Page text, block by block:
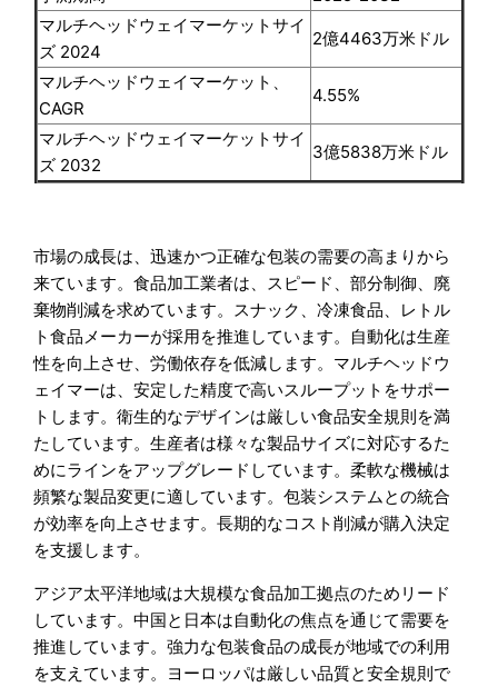
マルチヘッドウェイマーケットサイ
ズ 2024
2億4463万米ドル
マルチヘッドウェイマーケット、
CAGR
4.55%
マルチヘッドウェイマーケットサイ
ズ 2032
3億5838万米ドル
市場の成長は、迅速かつ正確な包装の需要の高まりから
来ています。食品加工業者は、スピード、部分制御、廃
棄物削減を求めています。スナック、冷凍食品、レトル
ト食品メーカーが採用を推進しています。自動化は生産
性を向上させ、労働依存を低減します。マルチヘッドウ
ェイマーは、安定した精度で高いスループットをサポー
トします。衛生的なデザインは厳しい食品安全規則を満
たしています。生産者は様々な製品サイズに対応するた
めにラインをアップグレードしています。柔軟な機械は
頻繁な製品変更に適しています。包装システムとの統合
が効率を向上させます。長期的なコスト削減が購入決定
を支援します。
アジア太平洋地域は大規模な食品加工拠点のためリード
しています。中国と日本は自動化の焦点を通じて需要を
推進しています。強力な包装食品の成長が地域での利用
を支えています。ヨーロッパは厳しい品質と安全規則で